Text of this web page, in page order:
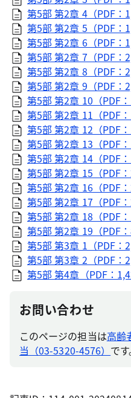
第5部 第2章 4（PDF：
第5部 第2章 5（PDF：
第5部 第2章 6（PDF：
第5部 第2章 7（PDF：
第5部 第2章 8（PDF：
第5部 第2章 9（PDF：
第5部 第2章 10（PDF：
第5部 第2章 11（PDF：
第5部 第2章 12（PDF：
第5部 第2章 13（PDF：
第5部 第2章 14（PDF：
第5部 第2章 15（PDF：
第5部 第2章 16（PDF：
第5部 第2章 17（PDF：
第5部 第2章 18（PDF：
第5部 第2章 19（PDF：
第5部 第3章 1（PDF：
第5部 第3章 2（PDF：
第5部 第4章（PDF：
お問い合わせ
このページの担当は高齢
当（03-5320-4576） です